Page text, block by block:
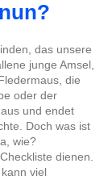
das unsere
junge Amsel,
die
oder der
und endet
Doch was ist
wie?
dienen.
viel